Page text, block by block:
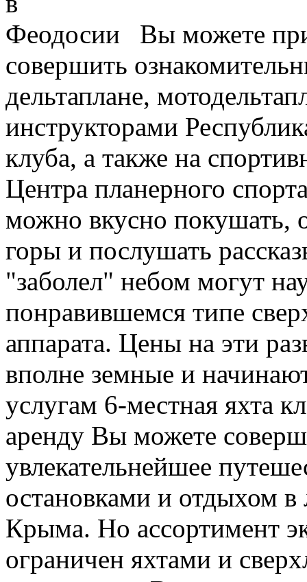
Вы можете
совершить
дельтаплане,
инструкторами
клуба, а также на
Центра планерного
можно вкусно покушать,
горы и послушать
"заболел" небом могут
понравившемся типе
аппарата. Цены на эти
вполне земные и
услугам 6-местная яхта
аренду Вы можете
увлекательнейшее
остановками и отдыхом
Крыма. Но ассортимент
ограничен яхтами и